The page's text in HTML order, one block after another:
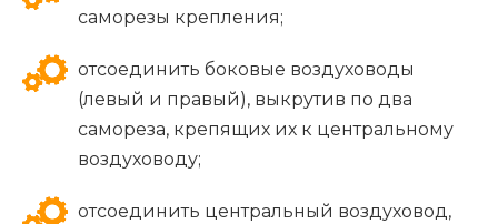
саморезы крепления;
отсоединить боковые воздуховоды
(левый и правый), выкрутив по два
самореза, крепящих их к центральному
воздуховоду;
отсоединить центральный воздуховод,